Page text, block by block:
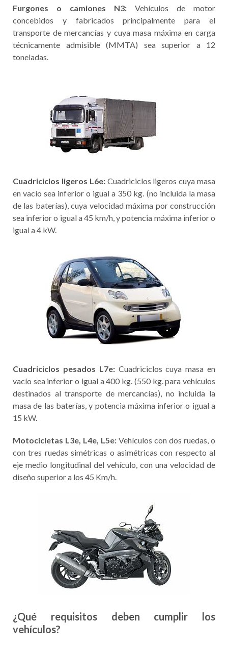
Furgones o camiones N3: Vehículos de motor
concebidos y fabricados principalmente para el
transporte de mercancías y cuya masa máxima en carga
técnicamente admisible (MMTA) sea superior a 12
toneladas.
Cuadriciclos ligeros L6e: Cuadriciclos ligeros cuya masa
en vacío sea inferior o igual a 350 kg. (no incluida la masa
de las baterías), cuya velocidad máxima por construcción
sea inferior o igual a 45 km/h, y potencia máxima inferior o
igual a 4 kW.
Cuadriciclos pesados L7e: Cuadriciclos cuya masa en
vacío sea inferior o igual a 400 kg. (550 kg. para vehículos
destinados al transporte de mercancías), no incluida la
masa de las baterías, y potencia máxima inferior o igual a
15 kW.
Motocicletas L3e, L4e, L5e: Vehículos con dos ruedas, o
con tres ruedas simétricas o asimétricas con respecto al
eje medio longitudinal del vehículo, con una velocidad de
diseño superior a los 45 Km/h.
¿Qué requisitos deben cumplir los
vehículos?